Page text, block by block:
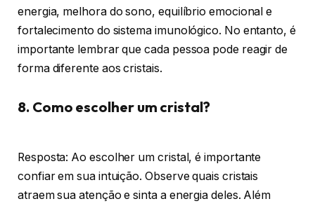
energia, melhora do sono, equilíbrio emocional e
fortalecimento do sistema imunológico. No entanto, é
importante lembrar que cada pessoa pode reagir de
forma diferente aos cristais.
8. Como escolher um cristal?
Resposta: Ao escolher um cristal, é importante
confiar em sua intuição. Observe quais cristais
atraem sua atenção e sinta a energia deles. Além